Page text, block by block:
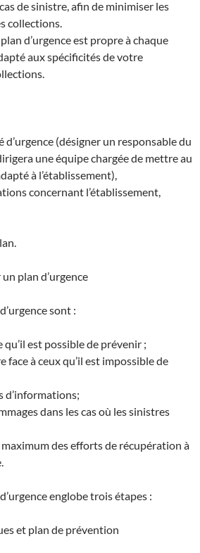
de sinistre, afin de minimiser les
collections.
d’urgence est propre à chaque
aux spécificités de votre
d’urgence (désigner un responsable du
une équipe chargée de mettre au
à l’établissement),
concernant l’établissement,
plan d’urgence
sont :
est possible de prévenir ;
face à ceux qu’il est impossible de
d’informations;
dans les cas où les sinistres
maximum des efforts de récupération à
englobe trois étapes :
et plan de prévention